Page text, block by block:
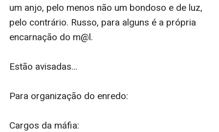
um anjo, pelo menos não um bondoso e de luz,
pelo contrário. Russo, para alguns é a própria
encarnação do m@l.
Estão avisadas…
Para organização do enredo:
Cargos da máfia: